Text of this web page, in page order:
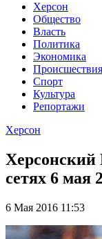
Херсон
Общество
Власть
Политика
Экономика
Происшествия
Спорт
Культура
Репортажи
Херсон
Херсонский
сетях 6 мая
6 Мая 2016 11:53